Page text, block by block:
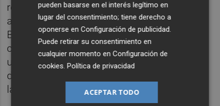
recuperaba el balón, aunque sin confiarse
ante el potencial de los jugadores del
Barcelona,a capaces de sacar partido a
cualquier situación a pesar de no completar
un buen partido, aunque los locales
dispusieron de alguna ocasión para ampliar
la ventaja.
pueden basarse en el interés legítimo en
lugar del consentimiento; tiene derecho a
oponerse enConfiguración de publicidad.
Puede retirar su consentimiento en
cualquier momento enConfiguración de
cookies.Política de privacidad
ACEPTAR TODO